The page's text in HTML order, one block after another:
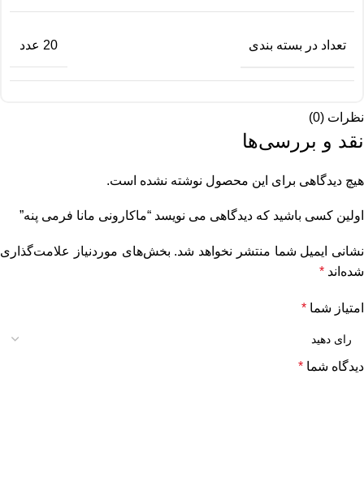
تعداد در بسته بندی 20 عدد
نظرات (0)
نقد و بررسی‌ها
هیچ دیدگاهی برای این محصول نوشته نشده است.
اولین کسی باشید که دیدگاهی می نویسد “ماکارونی مانا فرمی پنه”
نشانی ایمیل شما منتشر نخواهد شد. بخش‌های موردنیاز علامت‌گذاری
شده‌اند *
امتیاز شما *
دیدگاه شما *